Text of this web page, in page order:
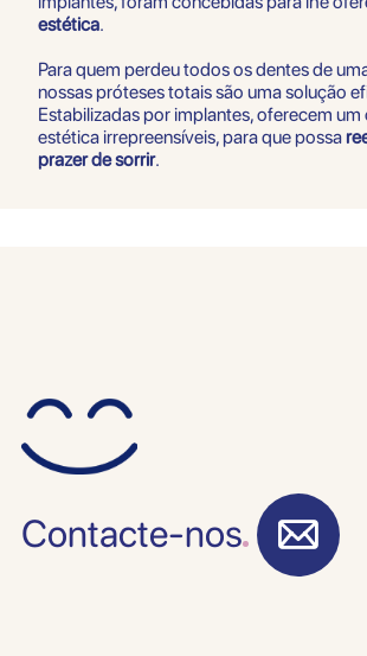
estética.
Para quem perdeu todos os dentes de
nossas próteses totais são uma solução
Estabilizadas por implantes, oferecem
estética irrepreensíveis, para que possa
prazer de sorrir.
Contacte-nos